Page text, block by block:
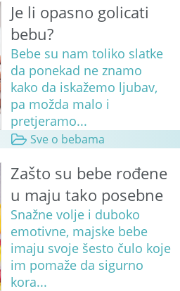
Je li opasno golicati
bebu?
Bebe su nam toliko slatke
da ponekad ne znamo
kako da iskažemo ljubav,
pa možda malo i
pretjeramo...
Sve o bebama
Zašto su bebe rođene
u maju tako posebne
Snažne volje i duboko
emotivne, majske bebe
imaju svoje šesto čulo koje
im pomaže da sigurno
kora...